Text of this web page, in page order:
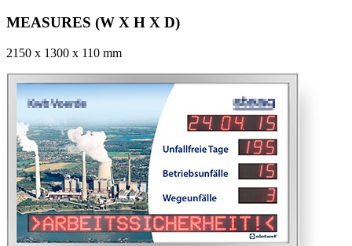
MEASURES (W X H X D)
2150 x 1300 x 110 mm